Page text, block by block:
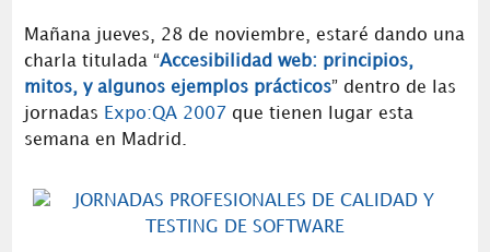
Mañana jueves, 28 de noviembre, estaré dando una
charla titulada “Accesibilidad web: principios,
mitos, y algunos ejemplos prácticos” dentro de las
jornadas Expo:QA 2007 que tienen lugar esta
semana en Madrid.